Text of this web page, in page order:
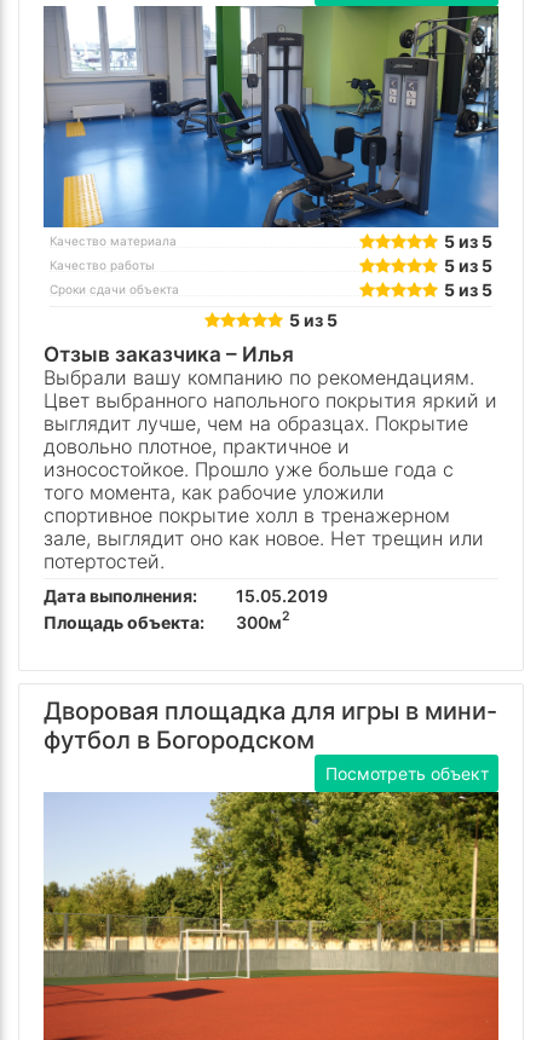
Качество материала 5 из 5
Качество работы 5 из 5
Сроки сдачи объекта
5 из 5
5 из 5
Отзыв заказчика – Илья
Выбрали вашу компанию по рекомендациям.
Цвет выбранного напольного покрытия яркий и
выглядит лучше, чем на образцах. Покрытие
довольно плотное, практичное и
износостойкое. Прошло уже больше года с
того момента, как рабочие уложили
спортивное покрытие холл в тренажерном
зале, выглядит оно как новое. Нет трещин или
потертостей.
Дата выполнения:
15.05.2019
Площадь объекта:
300м2
Дворовая площадка для игры в мини-
футбол в Богородском
Посмотреть объект